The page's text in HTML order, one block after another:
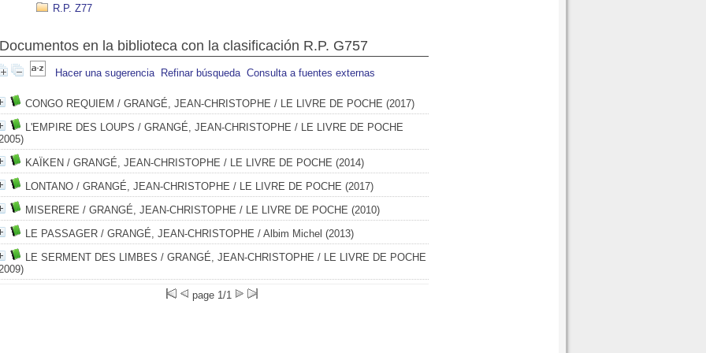
R.P. Z77
Documentos en la biblioteca con la clasificación R.P. G757
Hacer una sugerencia Refinar búsqueda Consulta a fuentes externas
CONGO REQUIEM / GRANGÉ, JEAN-CHRISTOPHE / LE LIVRE DE POCHE (2017)
L'EMPIRE DES LOUPS / GRANGÉ, JEAN-CHRISTOPHE / LE LIVRE DE POCHE
KAÏKEN / GRANGÉ, JEAN-CHRISTOPHE / LE LIVRE DE POCHE (2014)
LONTANO / GRANGÉ, JEAN-CHRISTOPHE / LE LIVRE DE POCHE (2017)
MISERERE / GRANGÉ, JEAN-CHRISTOPHE / LE LIVRE DE POCHE (2010)
LE PASSAGER / GRANGÉ, JEAN-CHRISTOPHE / Albim Michel (2013)
LE SERMENT DES LIMBES / GRANGÉ, JEAN-CHRISTOPHE / LE LIVRE DE POCHE
page 1/1